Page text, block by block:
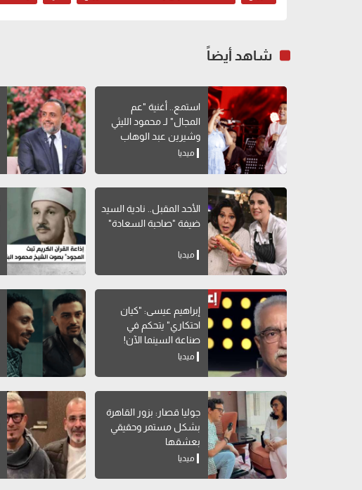
شاهد أيضاً
استمع.. أغنية "عم
المجال" لـ محمود الليثي
وشيرين عبد الوهاب
ميديا
الأحد المقبل.. نادية السيد
ضيفة "صاحبة السعادة"
ميديا
إبراهيم عيسى: "كيان
احتكاري" يتحكم في
صناعة السينما الآن!
ميديا
جوليا قصار: بزور القاهرة
بشكل مستمر وحقيقي
بعشقها
ميديا